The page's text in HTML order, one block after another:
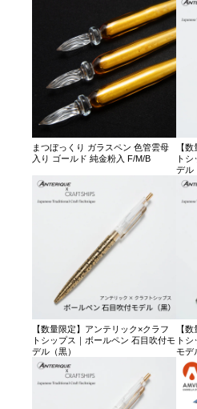
まつぼっくり ガラスペン 色管雲母
入り ゴールド 純金粉入 F/M/B
【
ト
デル
【数量限定】アンテリック×クラフ
トシップス｜ボールペン 石目吹付モ
デル（黒）
【
ト
モデ